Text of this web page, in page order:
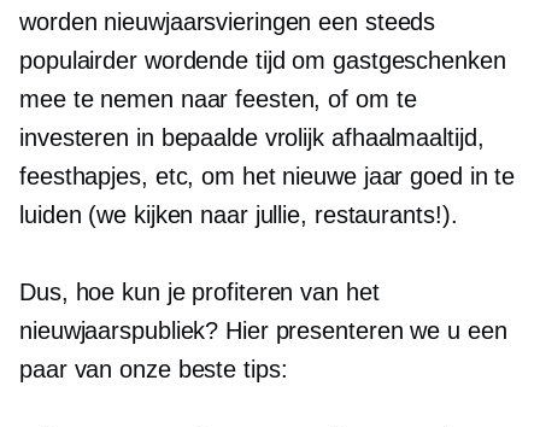
worden nieuwjaarsvieringen een steeds
populairder wordende tijd om gastgeschenken
mee te nemen naar feesten, of om te
investeren in bepaalde vrolijk afhaalmaaltijd,
feesthapjes, etc, om het nieuwe jaar goed in te
luiden (we kijken naar jullie, restaurants!).
Dus, hoe kun je profiteren van het
nieuwjaarspubliek? Hier presenteren we u een
paar van onze beste tips: